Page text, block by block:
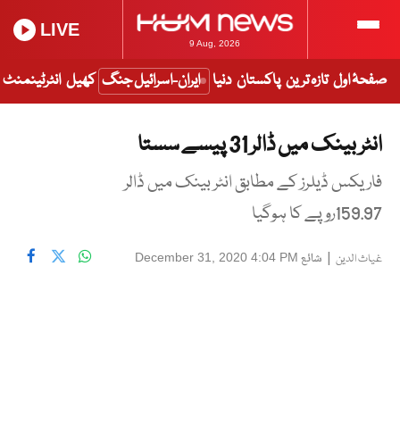
9 Aug, 2026
LIVE
صفحۂ اول تازہ ترین پاکستان دنیا ایران-اسرائیل جنگ کھیل انٹرٹینمنٹ
انٹر بینک میں ڈالر 31 پیسے سستا
فاریکس ڈیلرز کے مطابق انٹر بینک میں ڈالر
159.97روپے کا ہوگیا
غیاث الدین | شائع December 31, 2020 4:04 PM